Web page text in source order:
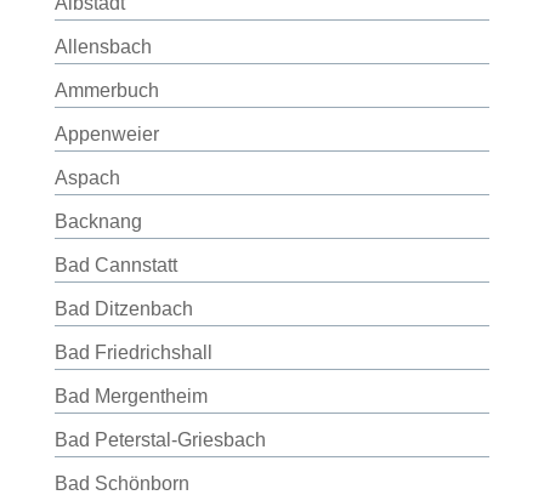
Allensbach
Ammerbuch
Appenweier
Aspach
Backnang
Bad Cannstatt
Bad Ditzenbach
Bad Friedrichshall
Bad Mergentheim
Bad Peterstal-Griesbach
Bad Schönborn